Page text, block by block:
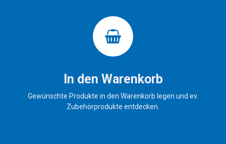
In den Warenkorb
Gewünschte Produkte in den Warenkorb legen und ev.
Zubehörprodukte entdecken.